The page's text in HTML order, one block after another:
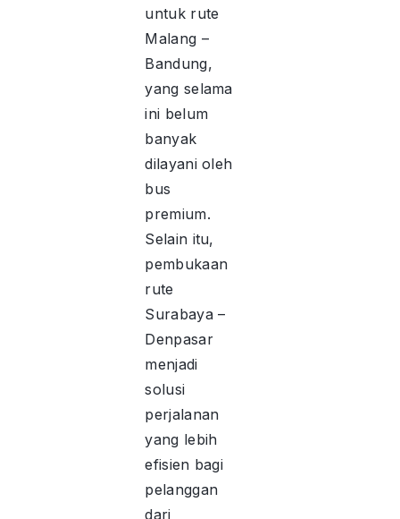
untuk rute
Malang –
Bandung,
yang selama
ini belum
banyak
dilayani oleh
bus
premium.
Selain itu,
pembukaan
rute
Surabaya –
Denpasar
menjadi
solusi
perjalanan
yang lebih
efisien bagi
pelanggan
dari